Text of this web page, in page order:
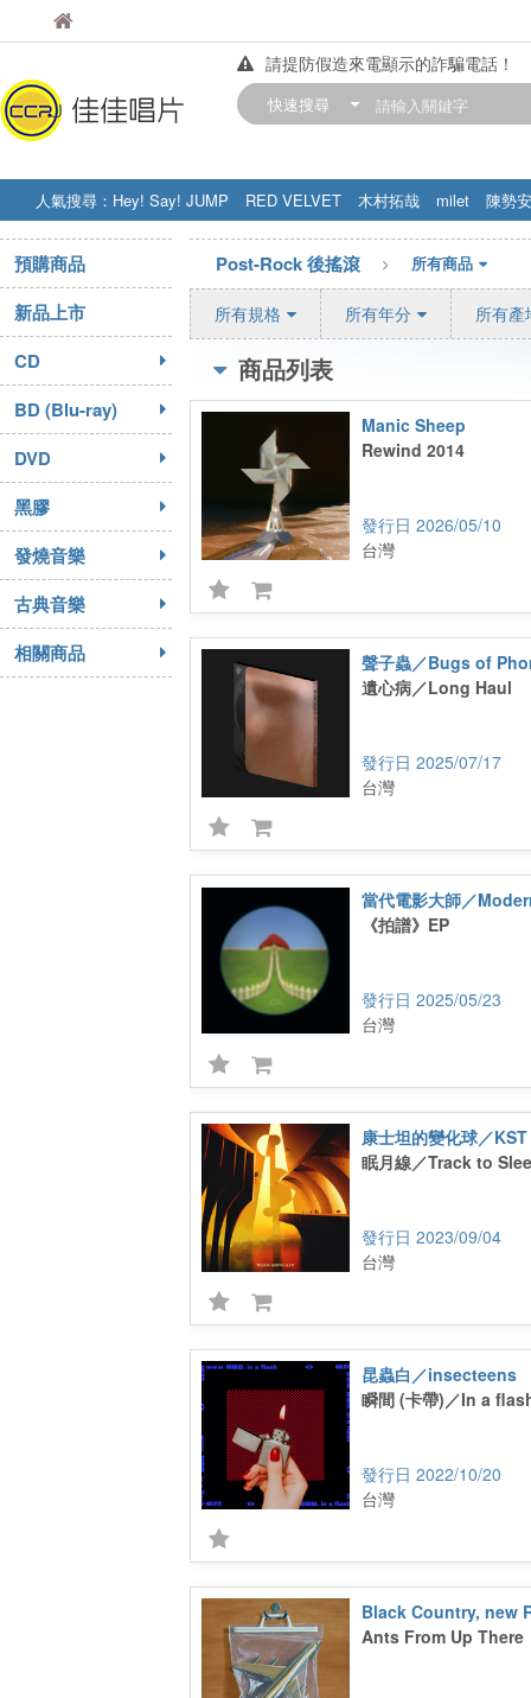
佳佳唱片
請提防假造來電顯示的詐騙電話！
【中華門市營業時間調整公告】
快速搜尋
人氣搜尋： Hey! Say! JUMP RED VELVET 木村拓哉 milet
陳勢安
STRAY KIDS
盧廣仲 周杰伦
預購商品
新品上市
CD
BD (Blu-ray)
DVD
黑膠
發燒音樂
古典音樂
相關商品
Post-Rock 後搖滾 所有商品
所有規格 所有年分 所有產
商品列表
Manic Sheep
Rewind 2014
2026/05/10
台灣
聲子蟲／Bugs of
遺心病／Long Haul
2025/07/17
台灣
《拍譜》EP
2025/05/23
台灣
康士坦的變化球／KST
眠⽉線／Track to
2023/09/04
台灣
昆蟲白／insecteens
瞬間 (卡帶)／In a
2022/10/20
台灣
Black Country, new
Ants From Up There